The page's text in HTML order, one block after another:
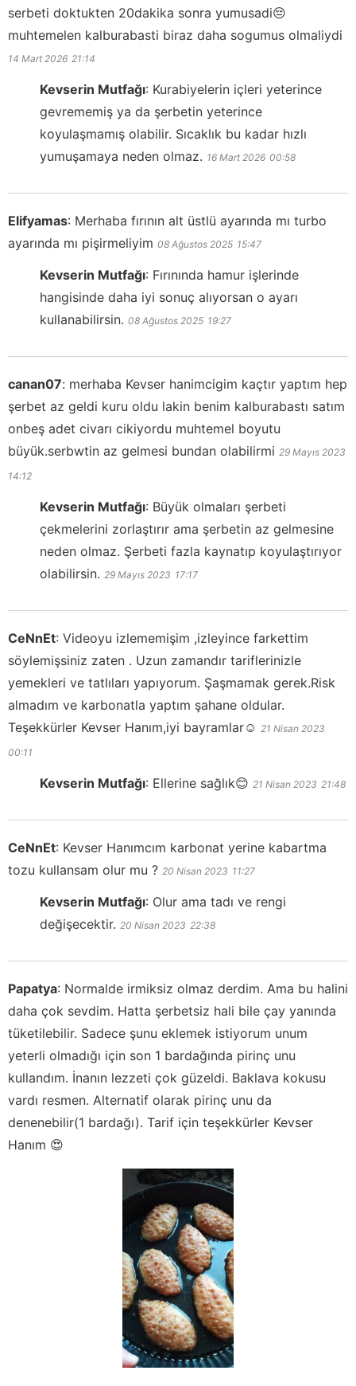
serbeti doktukten 20dakika sonra yumusadi😔
muhtemelen kalburabasti biraz daha sogumus olmaliydi
14 Mart 2026 21:14
Kevserin Mutfağı: Kurabiyelerin içleri yeterince
gevrememiş ya da şerbetin yeterince
koyulaşmamış olabilir. Sıcaklık bu kadar hızlı
yumuşamaya neden olmaz. 16 Mart 2026 00:58
Elifyamas: Merhaba fırının alt üstlü ayarında mı turbo
ayarında mı pişirmeliyim 08 Ağustos 2025 15:47
Kevserin Mutfağı: Fırınında hamur işlerinde
hangisinde daha iyi sonuç alıyorsan o ayarı
kullanabilirsin. 08 Ağustos 2025 19:27
canan07: merhaba Kevser hanimcigim kaçtır yaptım hep
şerbet az geldi kuru oldu lakin benim kalburabastı satım
onbeş adet civarı cikiyordu muhtemel boyutu
büyük.serbwtin az gelmesi bundan olabilirmi 29 Mayıs 2023
14:12
Kevserin Mutfağı: Büyük olmaları şerbeti
çekmelerini zorlaştırır ama şerbetin az gelmesine
neden olmaz. Şerbeti fazla kaynatıp koyulaştırıyor
olabilirsin. 29 Mayıs 2023 17:17
CeNnEt: Videoyu izlememişim ,izleyince farkettim
söylemişsiniz zaten . Uzun zamandır tariflerinizle
yemekleri ve tatlıları yapıyorum. Şaşmamak gerek.Risk
almadım ve karbonatla yaptım şahane oldular.
Teşekkürler Kevser Hanım,iyi bayramlar☺️ 21 Nisan 2023
00:11
Kevserin Mutfağı: Ellerine sağlık😊 21 Nisan 2023 21:48
CeNnEt: Kevser Hanımcım karbonat yerine kabartma
tozu kullansam olur mu ? 20 Nisan 2023 11:27
Kevserin Mutfağı: Olur ama tadı ve rengi
değişecektir. 20 Nisan 2023 22:38
Papatya: Normalde irmiksiz olmaz derdim. Ama bu halini
daha çok sevdim. Hatta şerbetsiz hali bile çay yanında
tüketilebilir. Sadece şunu eklemek istiyorum unum
yeterli olmadığı için son 1 bardağında pirinç unu
kullandım. İnanın lezzeti çok güzeldi. Baklava kokusu
vardı resmen. Alternatif olarak pirinç unu da
denenebilir(1 bardağı). Tarif için teşekkürler Kevser
Hanım 😍